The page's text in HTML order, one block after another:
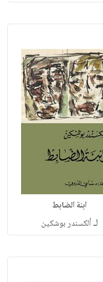
ابنة الضابط
لـألكسندر بوشكين